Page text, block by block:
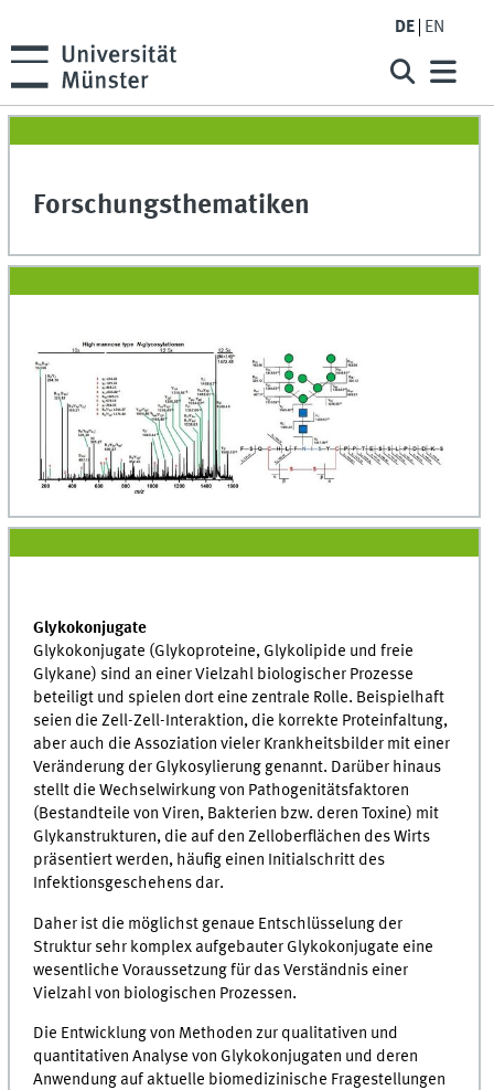
DE EN
Forschungsthematiken
Glykokonjugate
Glykokonjugate (Glykoproteine, Glykolipide und freie
Glykane) sind an einer Vielzahl biologischer Prozesse
beteiligt und spielen dort eine zentrale Rolle. Beispielhaft
seien die Zell-Zell-Interaktion, die korrekte Proteinfaltung,
aber auch die Assoziation vieler Krankheitsbilder mit einer
Veränderung der Glykosylierung genannt. Darüber hinaus
stellt die Wechselwirkung von Pathogenitätsfaktoren
(Bestandteile von Viren, Bakterien bzw. deren Toxine) mit
Glykanstrukturen, die auf den Zelloberflächen des Wirts
präsentiert werden, häufig einen Initialschritt des
Infektionsgeschehens dar.
Daher ist die möglichst genaue Entschlüsselung der
Struktur sehr komplex aufgebauter Glykokonjugate eine
wesentliche Voraussetzung für das Verständnis einer
Vielzahl von biologischen Prozessen.
Die Entwicklung von Methoden zur qualitativen und
quantitativen Analyse von Glykokonjugaten und deren
Anwendung auf aktuelle biomedizinische Fragestellungen